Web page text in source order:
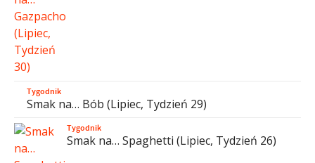
Tygodnik
Smak na… Bób (Lipiec, Tydzień 29)
Tygodnik
Smak na… Spaghetti (Lipiec, Tydzień 26)